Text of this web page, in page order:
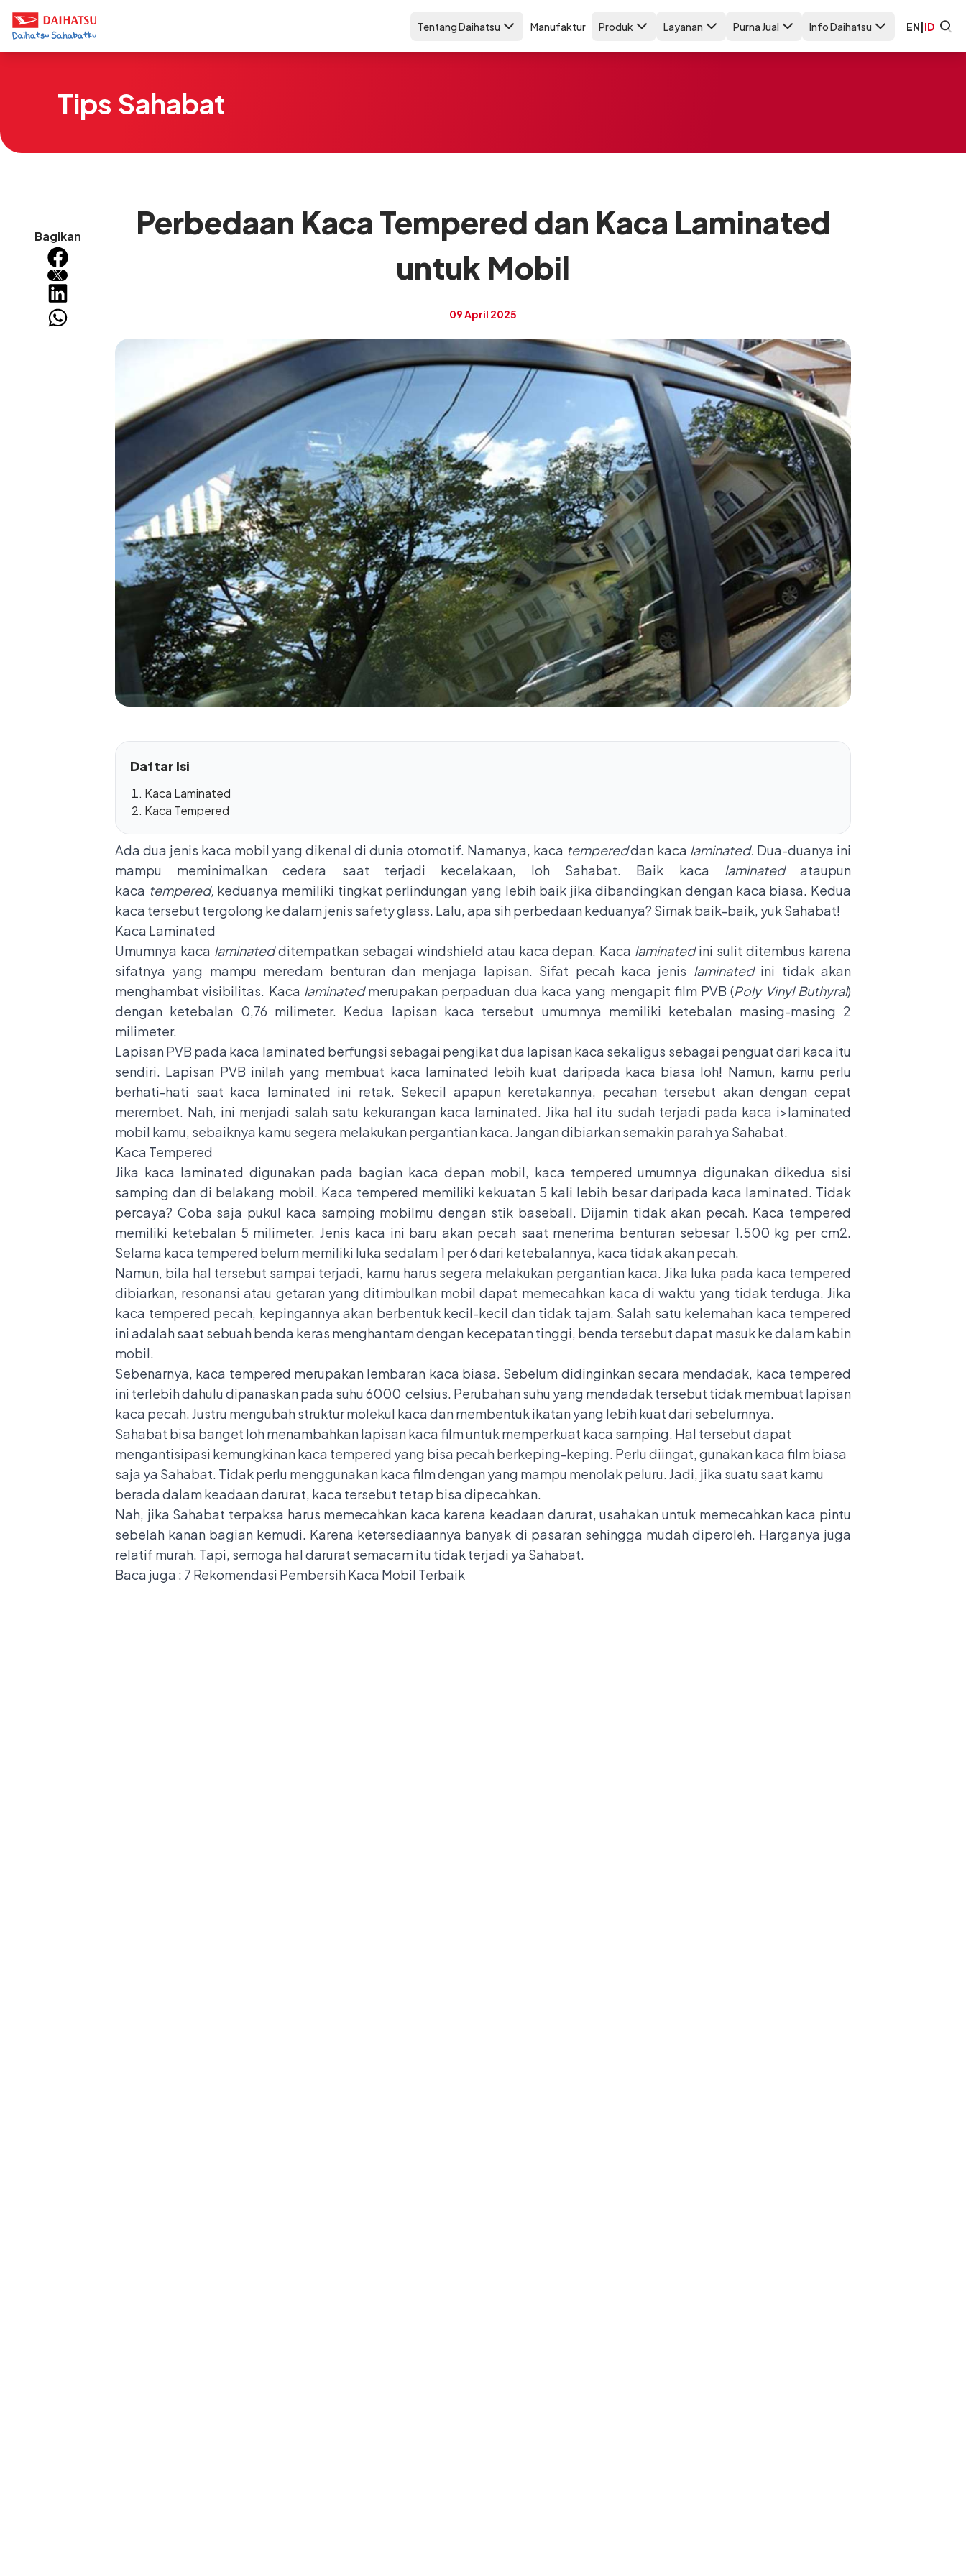
Tentang Daihatsu Manufaktur Produk Layanan Purna Jual Info Daihatsu EN|ID
Tips Sahabat
Bagikan
Perbedaan Kaca Tempered dan Kaca Laminated
untuk Mobil
09 April 2025
Daftar Isi
Kaca Laminated
Kaca Tempered
Ada dua jenis kaca mobil yang dikenal di dunia otomotif. Namanya, kaca tempereddan kaca laminated. Dua-duanya ini
mampu meminimalkan cedera saat terjadi kecelakaan, loh Sahabat. Baik kaca laminatedataupun
kaca tempered, keduanya memiliki tingkat perlindungan yang lebih baik jika dibandingkan dengan kaca biasa. Kedua
kaca tersebut tergolong ke dalam jenis safety glass. Lalu, apa sih perbedaan keduanya? Simak baik-baik, yuk Sahabat!
Kaca Laminated
Umumnya kaca laminatedditempatkan sebagai windshield atau kaca depan. Kaca laminatedini sulit ditembus karena
sifatnya yang mampu meredam benturan dan menjaga lapisan. Sifat pecah kaca jenis laminatedini tidak akan
menghambat visibilitas. Kaca laminatedmerupakan perpaduan dua kaca yang mengapit film PVB (Poly Vinyl Buthyral)
dengan ketebalan 0,76 milimeter. Kedua lapisan kaca tersebut umumnya memiliki ketebalan masing-masing 2
milimeter.
Lapisan PVB pada kaca laminated berfungsi sebagai pengikat dua lapisan kaca sekaligus sebagai penguat dari kaca itu
sendiri. Lapisan PVB inilah yang membuat kaca laminated lebih kuat daripada kaca biasa loh! Namun, kamu perlu
berhati-hati saat kaca laminated ini retak. Sekecil apapun keretakannya, pecahan tersebut akan dengan cepat
merembet. Nah, ini menjadi salah satu kekurangan kaca laminated. Jika hal itu sudah terjadi pada kaca i>laminated
mobil kamu, sebaiknya kamu segera melakukan pergantian kaca. Jangan dibiarkan semakin parah ya Sahabat.
Kaca Tempered
Jika kaca laminated digunakan pada bagian kaca depan mobil, kaca tempered umumnya digunakan dikedua sisi
samping dan di belakang mobil. Kaca tempered memiliki kekuatan 5 kali lebih besar daripada kaca laminated. Tidak
percaya? Coba saja pukul kaca samping mobilmu dengan stik baseball. Dijamin tidak akan pecah. Kaca tempered
memiliki ketebalan 5 milimeter. Jenis kaca ini baru akan pecah saat menerima benturan sebesar 1.500 kg per cm2.
Selama kaca tempered belum memiliki luka sedalam 1 per 6 dari ketebalannya, kaca tidak akan pecah.
Namun, bila hal tersebut sampai terjadi, kamu harus segera melakukan pergantian kaca. Jika luka pada kaca tempered
dibiarkan, resonansi atau getaran yang ditimbulkan mobil dapat memecahkan kaca di waktu yang tidak terduga. Jika
kaca tempered pecah, kepingannya akan berbentuk kecil-kecil dan tidak tajam. Salah satu kelemahan kaca tempered
ini adalah saat sebuah benda keras menghantam dengan kecepatan tinggi, benda tersebut dapat masuk ke dalam kabin
mobil.
Sebenarnya, kaca tempered merupakan lembaran kaca biasa. Sebelum didinginkan secara mendadak, kaca tempered
ini terlebih dahulu dipanaskan pada suhu 6000 celsius. Perubahan suhu yang mendadak tersebut tidak membuat lapisan
kaca pecah. Justru mengubah struktur molekul kaca dan membentuk ikatan yang lebih kuat dari sebelumnya.
Sahabat bisa banget loh menambahkan lapisan kaca film untuk memperkuat kaca samping. Hal tersebut dapat
mengantisipasi kemungkinan kaca tempered yang bisa pecah berkeping-keping. Perlu diingat, gunakan kaca film biasa
saja ya Sahabat. Tidak perlu menggunakan kaca film dengan yang mampu menolak peluru. Jadi, jika suatu saat kamu
berada dalam keadaan darurat, kaca tersebut tetap bisa dipecahkan.
Nah, jika Sahabat terpaksa harus memecahkan kaca karena keadaan darurat, usahakan untuk memecahkan kaca pintu
sebelah kanan bagian kemudi. Karena ketersediaannya banyak di pasaran sehingga mudah diperoleh. Harganya juga
relatif murah. Tapi, semoga hal darurat semacam itu tidak terjadi ya Sahabat.
Baca juga : 7 Rekomendasi Pembersih Kaca Mobil Terbaik